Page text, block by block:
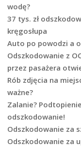
wodę?
37 tys. zł
kręgosłupa
Auto po powodzi a
Odszkodowanie z
przez pasażera
Rób zdjęcia na
ważne?
Zalanie?
odszkodowanie!
Odszkodowanie za
Odszkodowanie za